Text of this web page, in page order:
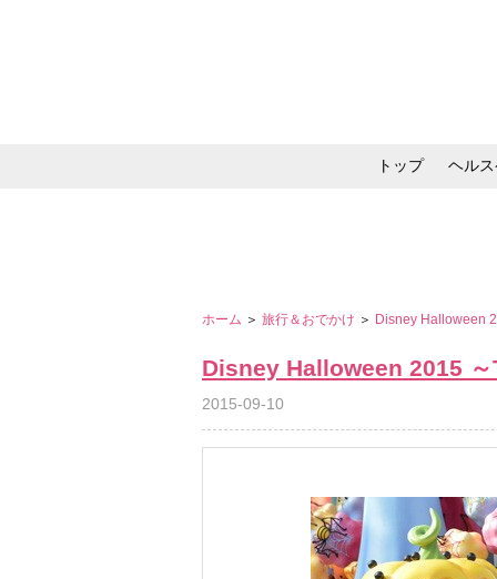
トップ ヘル
ホーム ＞ 旅行＆おでかけ ＞ Disney Halloween
Disney Halloween 2015 ～
2015-09-10